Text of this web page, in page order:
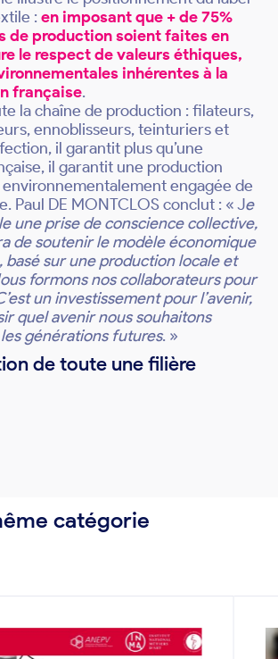
: en imposant que + de 75%
de production soient faites en
le respect de valeurs éthiques,
inhérentes à la
française.
la chaîne de production : filateurs,
ennoblisseurs, teinturiers et
il garantit plus qu’une
il garantit une production
engagée de
Paul DE MONTCLOS conclut : « Je
une prise de conscience collective,
de soutenir le modèle économique
basé sur une production locale et
formons nos collaborateurs pour
un investissement pour l’avenir,
quel avenir nous souhaitons
générations futures. »
de toute une filière
catégorie